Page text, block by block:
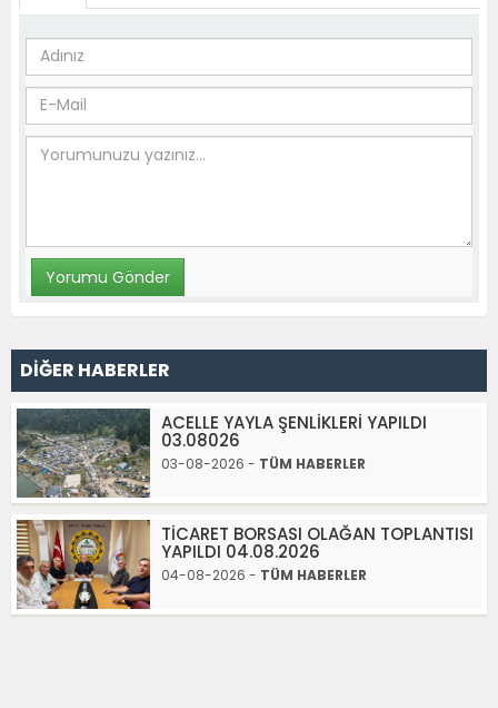
DİĞER HABERLER
ACELLE YAYLA ŞENLİKLERİ YAPILDI
03.08026
03-08-2026 - TÜM HABERLER
TİCARET BORSASI OLAĞAN TOPLANTISI
YAPILDI 04.08.2026
04-08-2026 - TÜM HABERLER